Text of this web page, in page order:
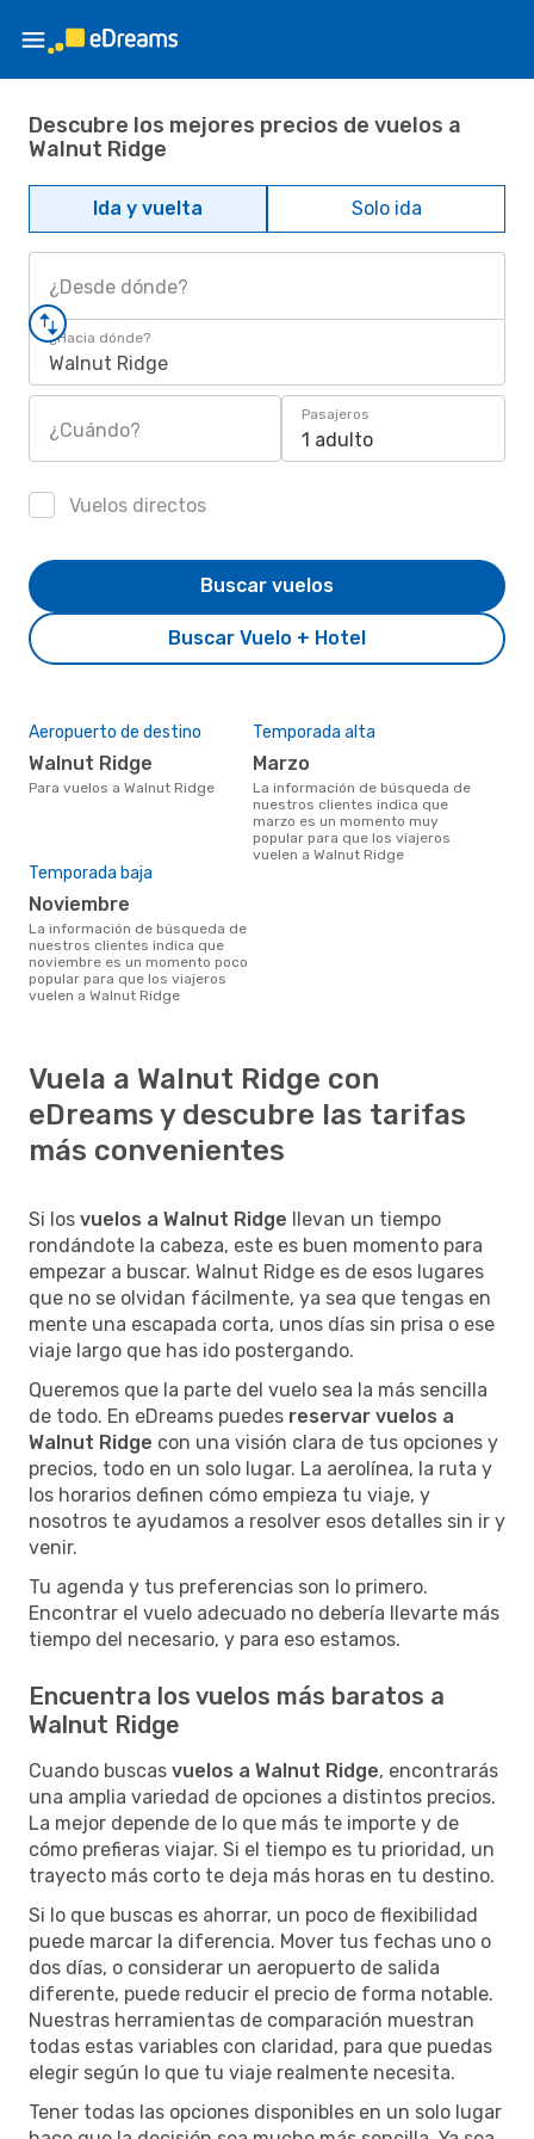
Descubre los mejores precios de vuelos a
Walnut Ridge
Ida y vuelta Solo ida
¿Desde dónde?
¿Hacia dónde?
Walnut Ridge
¿Cuándo?
Pasajeros
1 adulto
Vuelos directos
Buscar Vuelo + Hotel
Buscar vuelos
Aeropuerto de destino
Walnut Ridge
Para vuelos a Walnut Ridge
Temporada alta
marzo
La información de búsqueda de
nuestros clientes indica que
marzo es un momento muy
popular para que los viajeros
vuelen a Walnut Ridge
Temporada baja
noviembre
La información de búsqueda de
nuestros clientes indica que
noviembre es un momento poco
popular para que los viajeros
vuelen a Walnut Ridge
Vuela a Walnut Ridge con
eDreams y descubre las tarifas
más convenientes
Si los vuelos a Walnut Ridge llevan un tiempo
rondándote la cabeza, este es buen momento para
empezar a buscar. Walnut Ridge es de esos lugares
que no se olvidan fácilmente, ya sea que tengas en
mente una escapada corta, unos días sin prisa o ese
viaje largo que has ido postergando.
Queremos que la parte del vuelo sea la más sencilla
de todo. En eDreams puedes reservar vuelos a
Walnut Ridge con una visión clara de tus opciones y
precios, todo en un solo lugar. La aerolínea, la ruta y
los horarios definen cómo empieza tu viaje, y
nosotros te ayudamos a resolver esos detalles sin ir y
venir.
Tu agenda y tus preferencias son lo primero.
Encontrar el vuelo adecuado no debería llevarte más
tiempo del necesario, y para eso estamos.
Encuentra los vuelos más baratos a
Walnut Ridge
Cuando buscas vuelos a Walnut Ridge, encontrarás
una amplia variedad de opciones a distintos precios.
La mejor depende de lo que más te importe y de
cómo prefieras viajar. Si el tiempo es tu prioridad, un
trayecto más corto te deja más horas en tu destino.
Si lo que buscas es ahorrar, un poco de flexibilidad
puede marcar la diferencia. Mover tus fechas uno o
dos días, o considerar un aeropuerto de salida
diferente, puede reducir el precio de forma notable.
Nuestras herramientas de comparación muestran
todas estas variables con claridad, para que puedas
elegir según lo que tu viaje realmente necesita.
Tener todas las opciones disponibles en un solo lugar